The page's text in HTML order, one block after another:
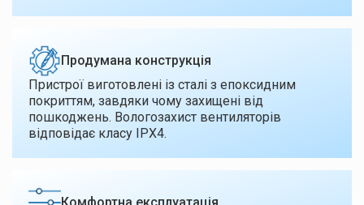
Продумана конструкція
Пристрої виготовлені із сталі з епоксидним
покриттям, завдяки чому захищені від
пошкоджень. Вологозахист вентиляторів
відповідає класу IPX4.